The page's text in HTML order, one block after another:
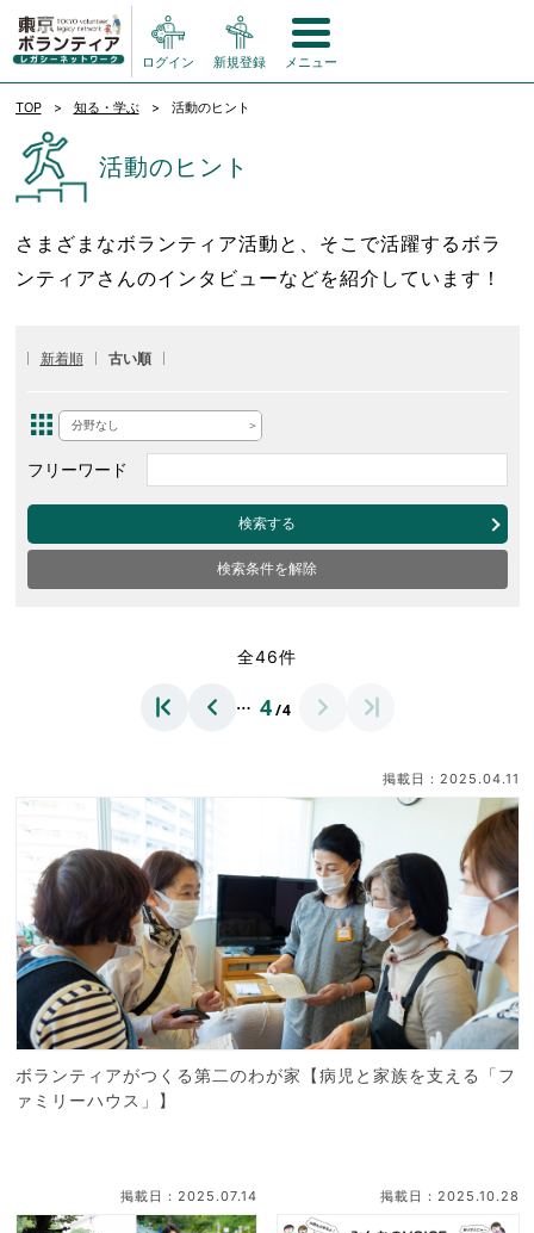
ログイン 新規登録 メニュー
TOP 知る・学ぶ 活動のヒント
活動のヒント
さまざまなボランティア活動と、そこで活躍するボラ
ンティアさんのインタビューなどを紹介しています！
新着順 古い順
分野なし
フリーワード
検索する
検索条件を解除
全46件
… 4/4
掲載日：2025.04.11
ボランティアがつくる第二のわが家【病児と家族を支える「フ
ァミリーハウス」】
掲載日：2025.07.14 掲載日：2025.10.28